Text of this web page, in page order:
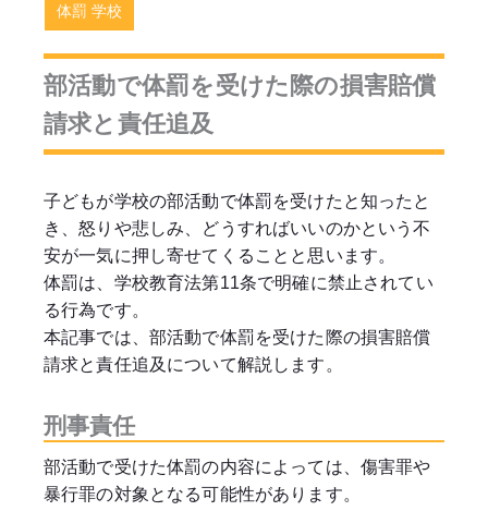
体罰 学校
部活動で体罰を受けた際の損害賠償
請求と責任追及
子どもが学校の部活動で体罰を受けたと知ったと
き、怒りや悲しみ、どうすればいいのかという不
安が一気に押し寄せてくることと思います。
体罰は、学校教育法第11条で明確に禁止されてい
る行為です。
本記事では、部活動で体罰を受けた際の損害賠償
請求と責任追及について解説します。
刑事責任
部活動で受けた体罰の内容によっては、傷害罪や
暴行罪の対象となる可能性があります。